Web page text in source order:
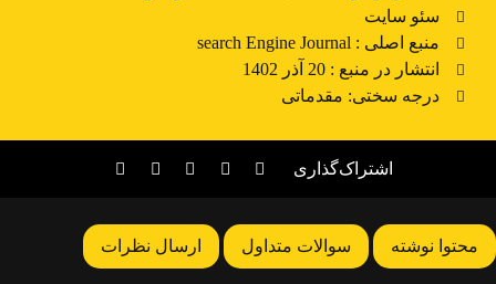
سئو سایت
منبع اصلی : search Engine Journal
انتشار در منبع : 20 آذر 1402
درجه سختی: مقدماتی
اشتراک‌گذاری
محتوا نوشته سوالات متداول ارسال نظرات